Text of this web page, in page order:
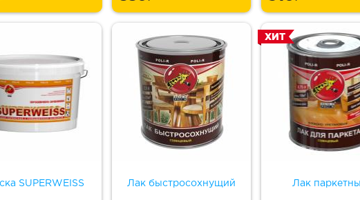
SUPERWEISS Лак быстросохнущий Лак
ХИТ